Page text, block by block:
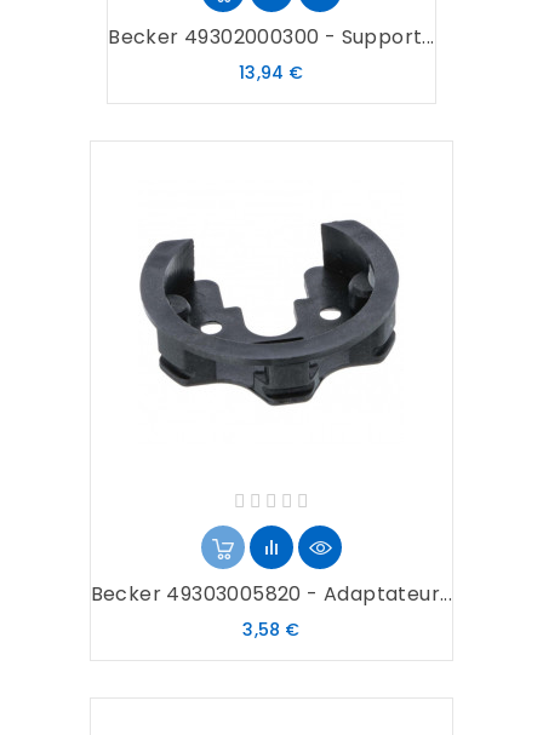
Becker 49302000300 - Support...
13,94 €Prix
Becker 49303005820 - Adaptateur...
3,58 €Prix